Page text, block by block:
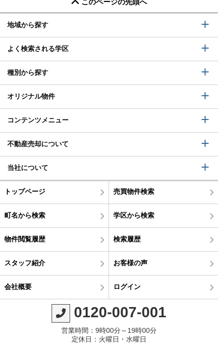
地域から探す
よく検索される学区
種別から探す
オリジナル物件
コンテンツメニュー
不動産売却について
当社について
トップページ 売買物件検索
町名から検索 学区から検索
物件閲覧履歴 検索履歴
スタッフ紹介 お客様の声
会社概要 ログイン
0120-007-001
営業時間：9時00分～19時00分
定休日：火曜日・水曜日